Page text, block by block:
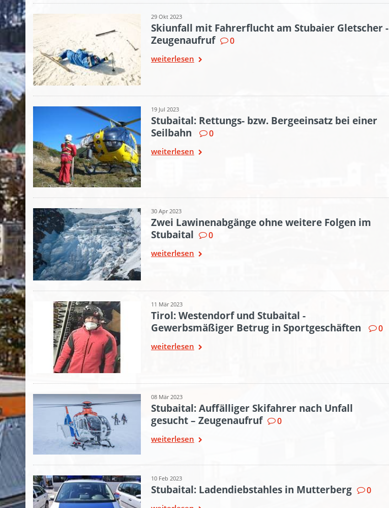
29 Okt 2023
Skiunfall mit Fahrerflucht am Stubaier Gletscher -
Zeugenaufruf
0
weiterlesen
19 Jul 2023
Stubaital: Rettungs- bzw. Bergeeinsatz bei einer
Seilbahn
0
weiterlesen
30 Apr 2023
Zwei Lawinenabgänge ohne weitere Folgen im
Stubaital
0
weiterlesen
11 Mär 2023
Tirol: Westendorf und Stubaital -
Gewerbsmäßiger Betrug in Sportgeschäften
0
weiterlesen
08 Mär 2023
Stubaital: Auffälliger Skifahrer nach Unfall
gesucht – Zeugenaufruf
0
weiterlesen
10 Feb 2023
Stubaital: Ladendiebstahles in Mutterberg 0